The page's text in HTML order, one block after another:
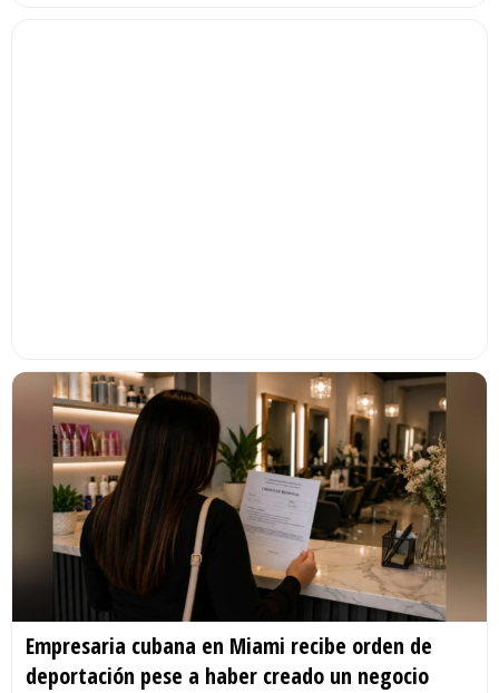
Empresaria cubana en Miami recibe orden de
deportación pese a haber creado un negocio